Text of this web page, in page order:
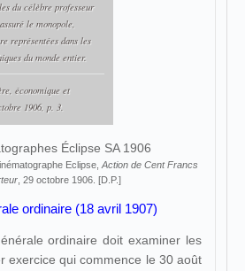
du célèbre professeur
le monopole,
représentées dans les
du monde entier.
économique et
1906, p. 3.
Eclipse, Action de Cent Francs
, 29 octobre 1906. [D.P.]
ordinaire (18 avril 1907)
ordinaire doit examiner les
exercice qui commence le 30 août